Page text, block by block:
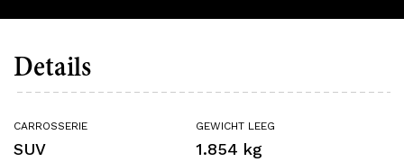
Details
CARROSSERIE
SUV
GEWICHT LEEG
1.854 kg